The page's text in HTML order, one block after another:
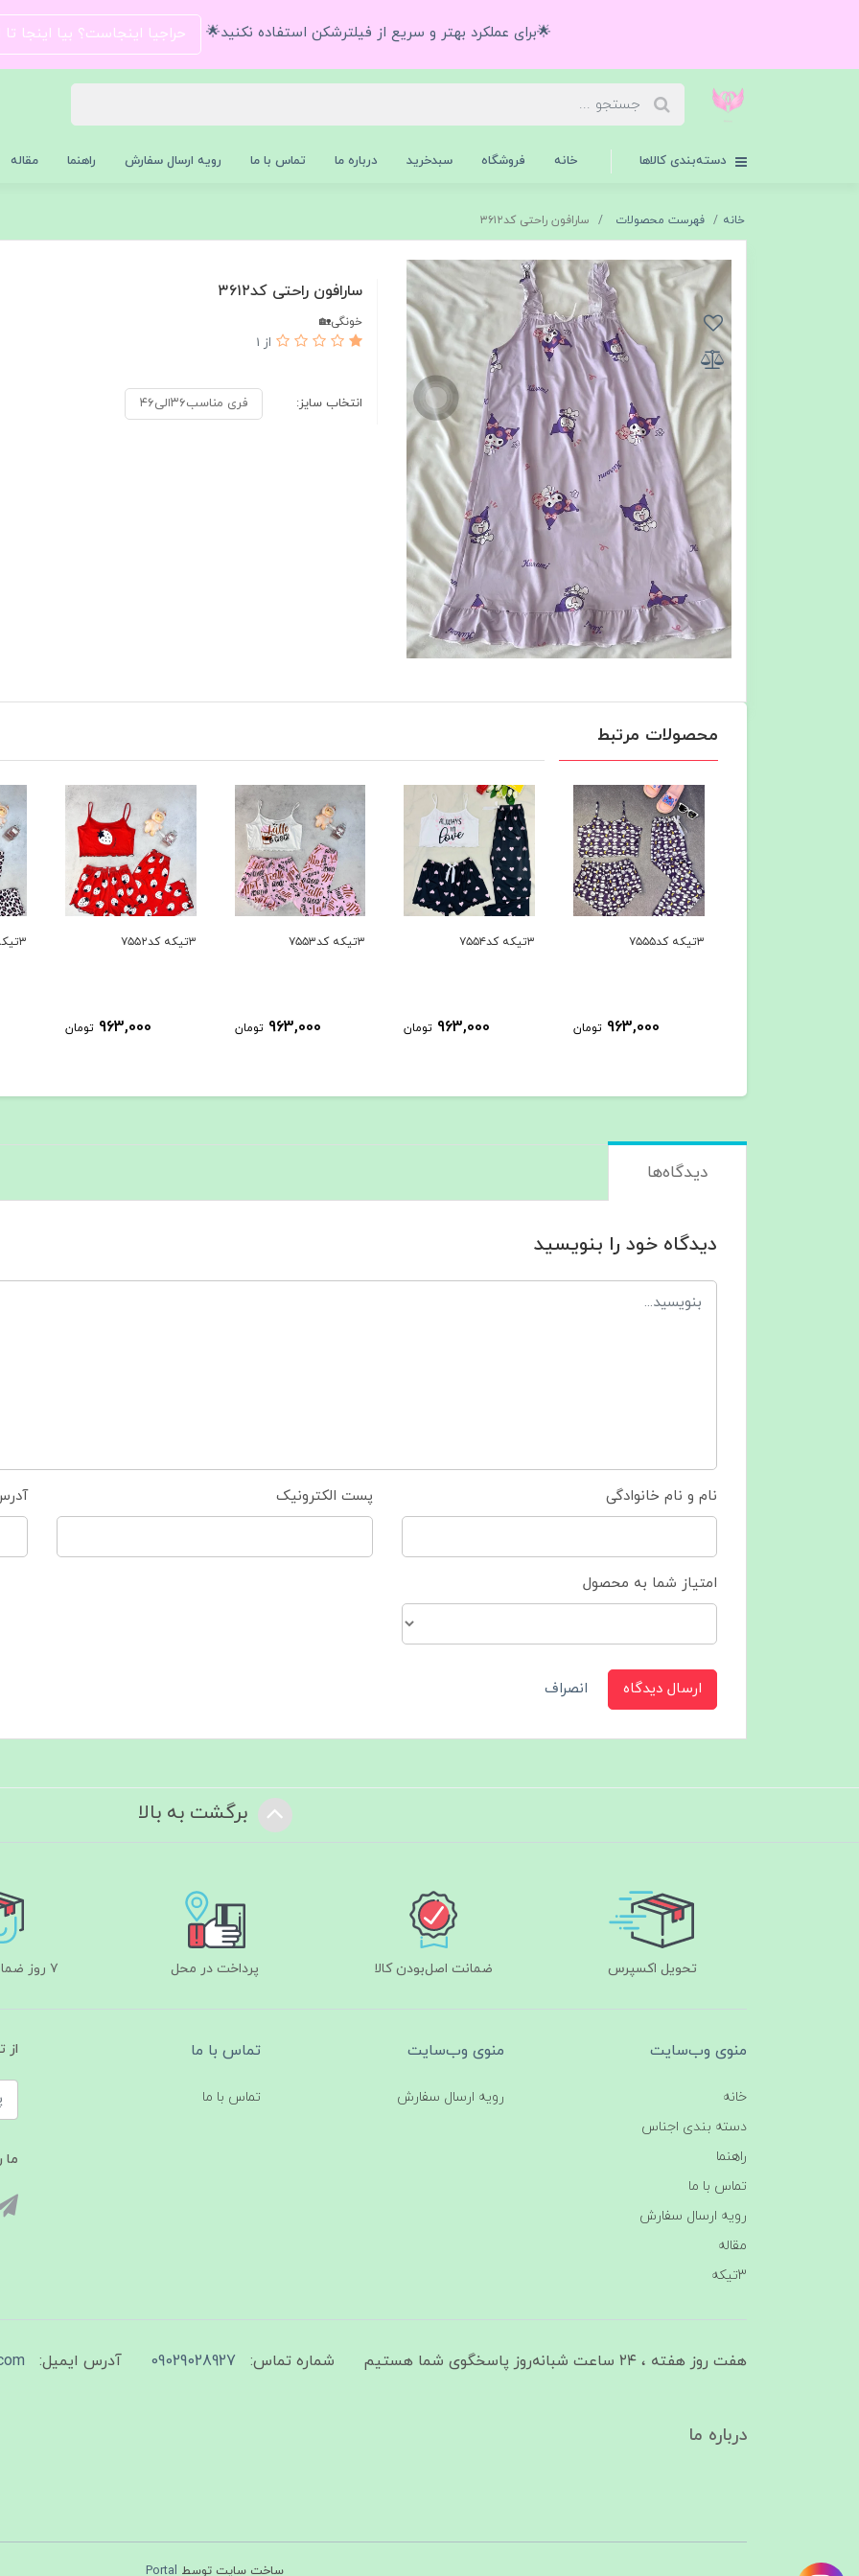
🌟برای عملکرد بهتر و سریع از فیلترشکن استفاده نکنید🌟 حراجیا اینجاست؟ بیا اینجا
دسته‌بندی کالاها خانه فروشگاه سبدخرید درباره ما تماس با ما رویه ارسال سفارش راهنما مقاله
خانه فهرست محصولات سارافون راحتی کد۳۶۱۲
سارافون راحتی کد۳۶۱۲
خونگی🏡
از 1
انتخاب سایز: فری مناسب۳۶الی۴۶
محصولات مرتبط
۳تیکه کد۷۵۵۴
963,000 تومان
۳تیکه کد۷۵۵۳
963,000 تومان
۳تیکه کد۷۵۵۲
963,000 تومان
۳تیکه کد۷۵۵۱
963,000 تومان
۳تیکه کد۷۵۵۰
دیدگاه‌ها
دیدگاه خود را بنویسید
نام و نام خانوادگی پست الکترونیک
امتیاز شما به محصول
ارسال دیدگاه انصراف
برگشت به بالا
تحویل اکسپرس ضمانت اصل‌بودن کالا پرداخت در محل ۷ روز ضمانت بازگشت
منوی وب‌سایت
خانه
دسته بندی اجناس
راهنما
تماس با ما
رویه ارسال سفارش
مقاله
3تیکه
منوی وب‌سایت
رویه ارسال سفارش
تماس با ما
تماس با ما
از
ما
هفت روز هفته ، ۲۴ ساعت شبانه‌روز پاسخگوی شما هستیم شماره تماس: 09029028927 آدرس ایمیل:
درباره ما
ساخت سایت توسط Portal